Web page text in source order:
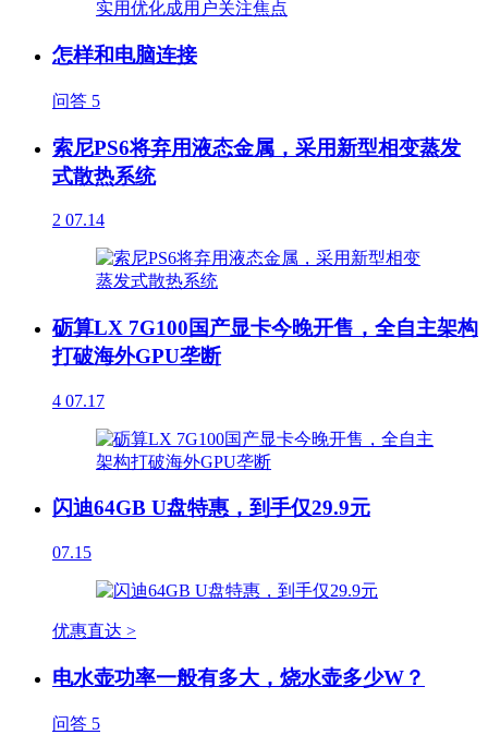
怎样和电脑连接
问答 5
索尼PS6将弃用液态金属，采用新型相变蒸发
式散热系统
2 07.14
砺算LX 7G100国产显卡今晚开售，全自主架构
打破海外GPU垄断
4 07.17
闪迪64GB U盘特惠，到手仅29.9元
07.15
优惠直达 >
电水壶功率一般有多大，烧水壶多少W？
问答 5